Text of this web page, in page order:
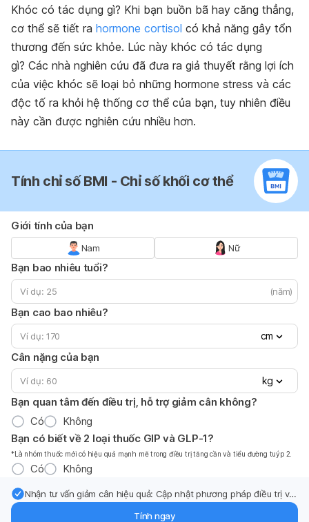
Khóc có tác dụng gì? Khi bạn buồn bã hay căng thẳng,
cơ thể sẽ tiết ra hormone cortisol có khả năng gây tổn
thương đến sức khỏe. Lúc này khóc có tác dụng
gì? Các nhà nghiên cứu đã đưa ra giả thuyết rằng lợi ích
của việc khóc sẽ loại bỏ những hormone stress và các
độc tố ra khỏi hệ thống cơ thể của bạn, tuy nhiên điều
này cần được nghiên cứu nhiều hơn.
Tính chỉ số BMI - Chỉ số khối cơ thể
Giới tính của bạn
Nam Nữ
Bạn bao nhiêu tuổi?
(năm)
Bạn cao bao nhiêu?
cm
Cân nặng của bạn
kg
Bạn quan tâm đến điều trị, hỗ trợ giảm cân không?
Có
Không
Bạn có biết về 2 loại thuốc GIP và GLP-1?
*Là nhóm thuốc mới có hiệu quả mạnh mẽ trong điều trị tăng cần và tiểu đường tuýp 2.
Có Không
Nhận tư vấn giảm cân hiệu quả: Cập nhật phương pháp điều trị và
Tính ngay